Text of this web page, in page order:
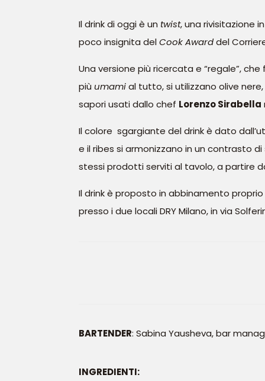
Il drink di oggi è un twist, una rivisitazione
poco insignita delCook Awarddel
Una versione più ricercata e “regale”,
più umamial tutto, si utilizzano olive
sapori usati dallo chef Lorenzo Sirabella
Il colore sgargiante del drink è dato
e il ribes si armonizzano in un contrasto
stessi prodotti serviti al tavolo, a partire
Il drink è proposto in abbinamento
presso i due locali DRY Milano, in via
BARTENDER: Sabina Yausheva, bar
INGREDIENTI: